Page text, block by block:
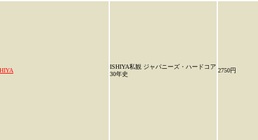
ISHIYA私観 ジャパニーズ・ハードコア
30年史
2750円